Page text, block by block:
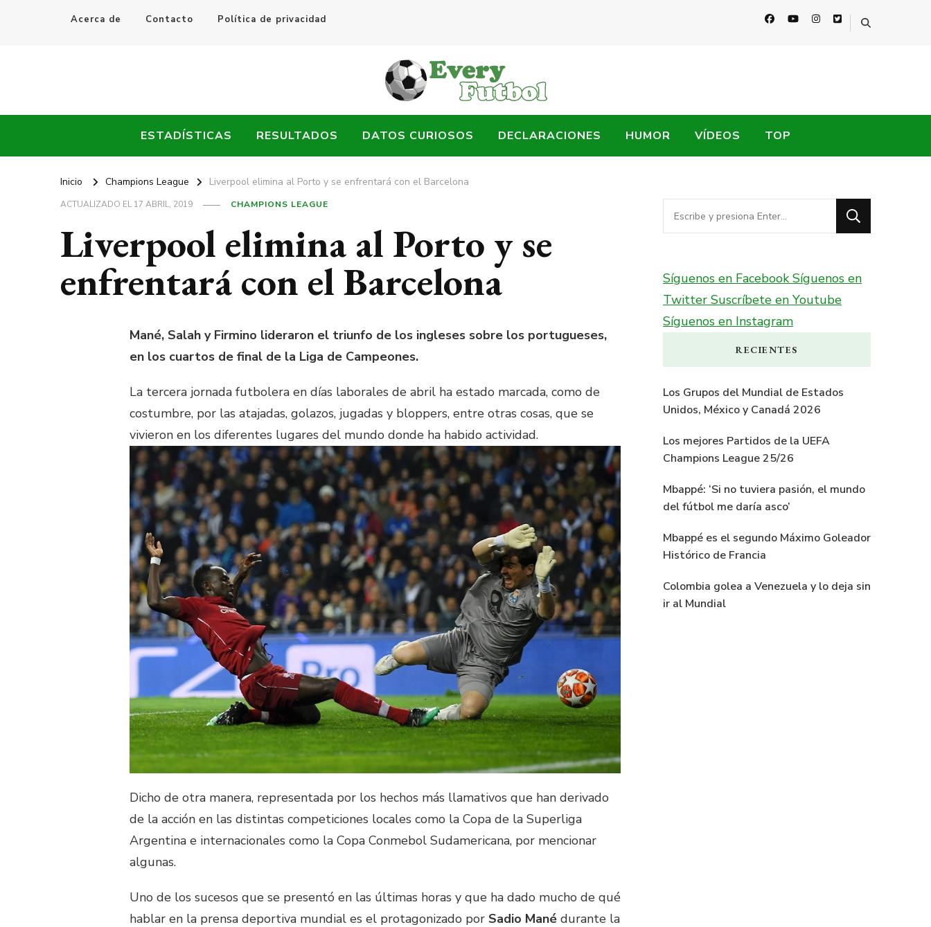
Acerca de Contacto Política de privacidad
Every Fútbol
ESTADÍSTICAS RESULTADOS DATOS CURIOSOS DECLARACIONES HUMOR VÍDEOS TOP
Inicio Champions League Liverpool elimina al Porto y se enfrentará con el Barcelona
ACTUALIZADO EL17 ABRIL, 2019 CHAMPIONS LEAGUE
Liverpool elimina al Porto y se
enfrentará con el Barcelona
Mané, Salah y Firmino lideraron el triunfo de los ingleses sobre los portugueses,
en los cuartos de final de la Liga de Campeones.
La tercera jornada futbolera en días laborales de abril ha estado marcada, como de
costumbre, por las atajadas, golazos, jugadas y bloppers, entre otras cosas, que se
vivieron en los diferentes lugares del mundo donde ha habido actividad.
Dicho de otra manera, representada por los hechos más llamativos que han derivado
de la acción en las distintas competiciones locales como la Copa de la Superliga
Argentina e internacionales como la Copa Conmebol Sudamericana, por mencionar
algunas.
Uno de los sucesos que se presentó en las últimas horas y que ha dado mucho de qué
hablar en la prensa deportiva mundial es el protagonizado por Sadio Mané durante la
¿Buscas
algo?
Síguenos en FacebookSíguenos en
Twitter Suscríbete en Youtube
Síguenos en Instagram
RECIENTES
Los Grupos del Mundial de Estados
Unidos, México y Canadá 2026
Los mejores Partidos de la UEFA
Champions League 25/26
Mbappé: ‘Si no tuviera pasión, el mundo
del fútbol me daría asco’
Mbappé es el segundo Máximo Goleador
Histórico de Francia
Colombia golea a Venezuela y lo deja sin
ir al Mundial